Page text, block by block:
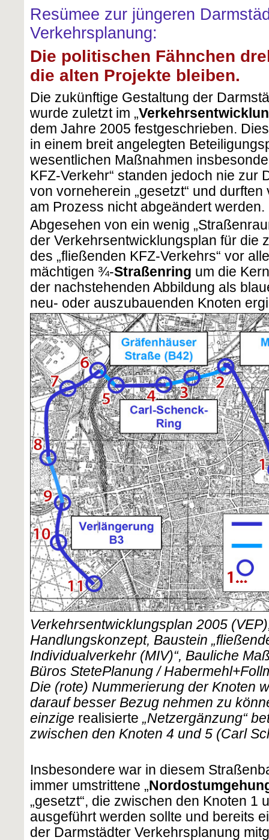
Resümee zur jüngeren
Verkehrsplanung:
Die politischen Fähnchen
die alten Projekte bleiben.
Die zukünftige Gestaltung der
wurde zuletzt im „
dem Jahre 2005 festgeschrieben.
in einem breit angelegten
wesentlichen Maßnahmen
KFZ-Verkehr“ standen jedoch nie zur
von vorneherein „gesetzt“ und
am Prozess nicht abgeändert werden.
Abgesehen von ein wenig
der Verkehrsentwicklungsplan für die
des „fließenden KFZ-Verkehrs“ vor
mächtigen ¾-Straßenring um die
der nachstehenden Abbildung als
neu- oder auszubauenden Knoten
Verkehrsentwicklungsplan 2005
Handlungskonzept, Baustein
Individualverkehr (MIV)“, Bauliche
Büros StetePlanung /
Die (rote) Nummerierung der Knoten
darauf besser Bezug nehmen zu
einzige realisierte „Netzergänzung“
zwischen den Knoten 4 und 5 (Carl
Insbesondere war in diesem
immer umstrittene „
„gesetzt“, die zwischen den Knoten 1
ausgeführt werden sollte und bereits
der Darmstädter Verkehrsplanung